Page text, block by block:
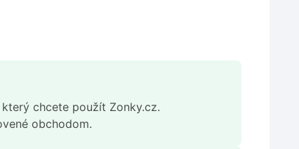
chcete použít Zonky.cz.
obchodom.